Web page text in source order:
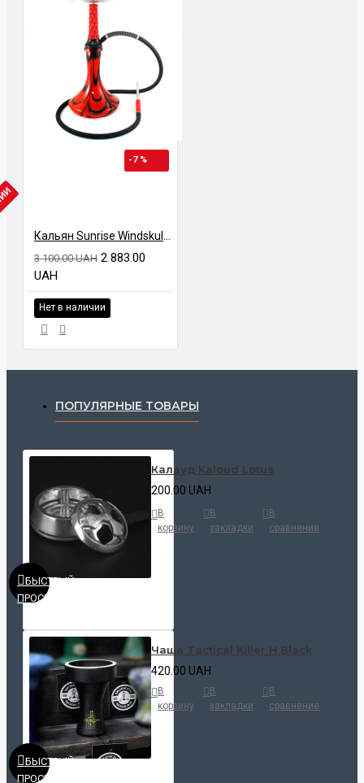
-7 %
3 100.00 UAH 2 883.00
UAH
Нет в наличии
ПОПУЛЯРНЫЕ ТОВАРЫ
БЫСТРЫЙ
ПРОСМОТР
Калауд Kaloud Lotus
200.00 UAH
В
корзину
В
закладки
В
сравнение
БЫСТРЫЙ
ПРОСМОТР
Чаша Tactical Killer H Black
420.00 UAH
В
корзину
В
закладки
В
сравнение